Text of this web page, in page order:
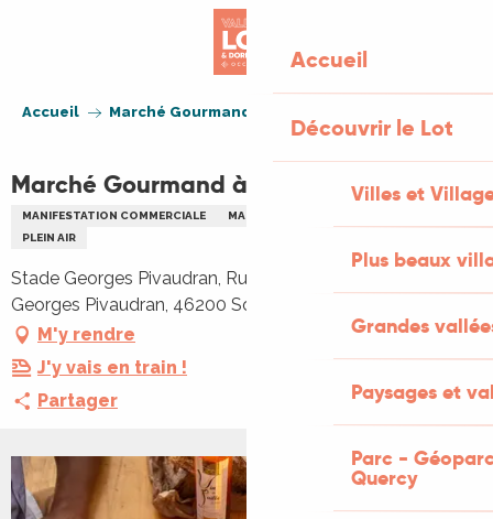
Accueil
Découvrir le Lot
Villes et
Plus beaux
Grandes
Paysages et
Parc -
Quercy
Accueil Marché Gourmand à Souillac
Marché Gourmand à Souillac
MANIFESTATION COMMERCIALE MARCHÉ THÉMATIQUE
PLEIN AIR
Stade Georges Pivaudran, Rue Jacques Merquey, Stade
Georges Pivaudran, 46200 Souillac
M'y rendre
J'y vais en train !
Partager